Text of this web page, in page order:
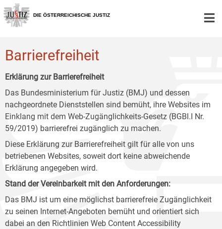
Zur
Hauptnavigation
[1]
Zum
Inhalt
[2]
Zum
Untermenü
[3]
DIE ÖSTERREICHISCHE JUSTIZ
Barrierefreiheit
Erklärung zur Barrierefreiheit
Das Bundesministerium für Justiz (BMJ) und dessen
nachgeordnete Dienststellen sind bemüht, ihre Websites im
Einklang mit dem Web-Zugänglichkeits-Gesetz (BGBl.I Nr.
59/2019) barrierefrei zugänglich zu machen.
Diese Erklärung zur Barrierefreiheit gilt für alle von uns
betriebenen Websites, soweit dort keine abweichende
Erklärung angegeben wird.
Stand der Vereinbarkeit mit den Anforderungen:
Das BMJ ist um eine möglichst barrierefreie Zugänglichkeit
zu seinen Internet-Angeboten bemüht und orientiert sich
dabei an den Richtlinien Web Content Accessibility